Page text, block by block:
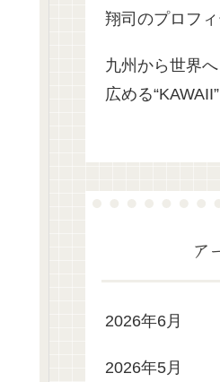
翔司のプロフ
九州から世界
広める
ア
2026年6月
2026年5月